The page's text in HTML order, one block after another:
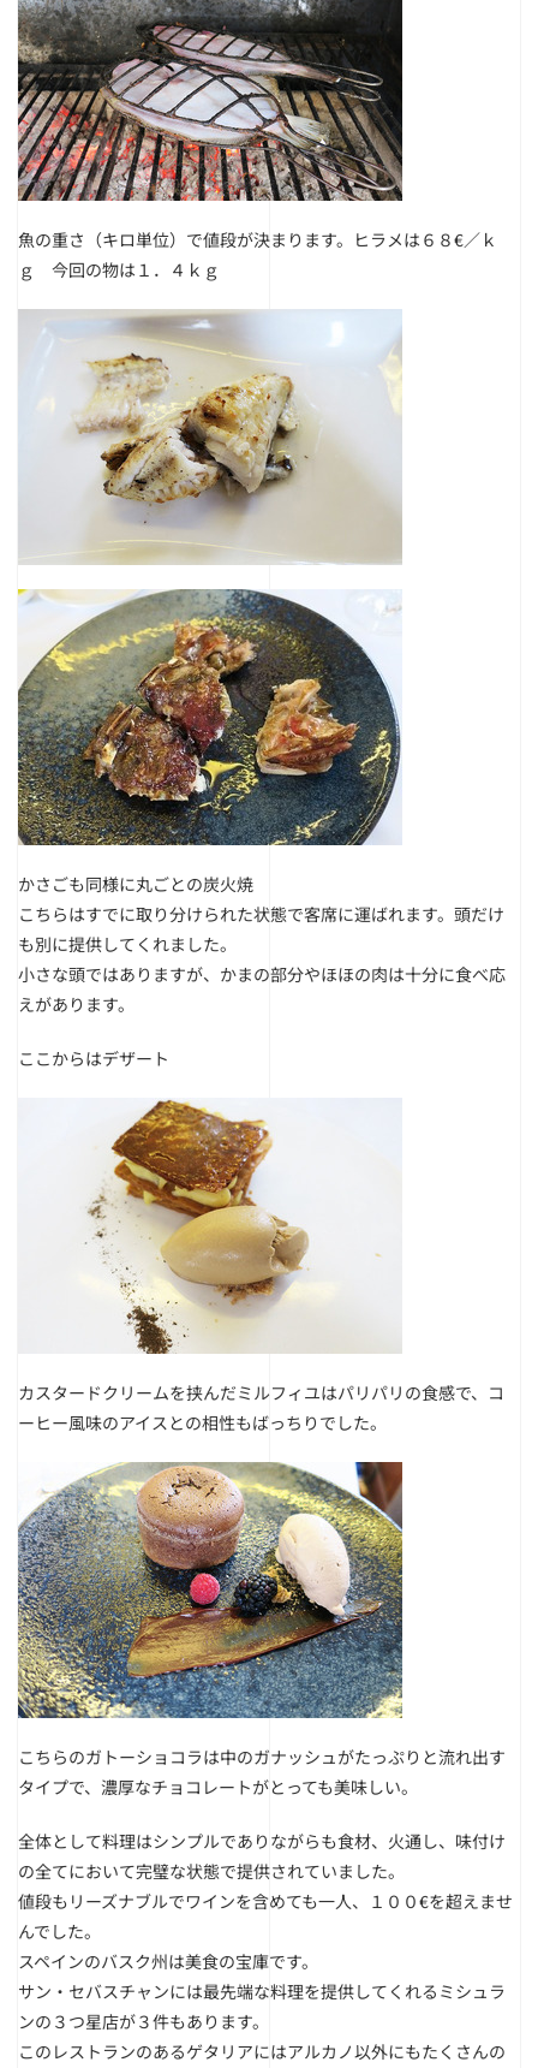
魚の重さ（キロ単位）で値段が決まります。ヒラメは６８€／ｋ
ｇ 今回の物は１．４ｋｇ
かさごも同様に丸ごとの炭火焼
こちらはすでに取り分けられた状態で客席に運ばれます。頭だけ
も別に提供してくれました。
小さな頭ではありますが、かまの部分やほほの肉は十分に食べ応
えがあります。
ここからはデザート
カスタードクリームを挟んだミルフィユはパリパリの食感で、コ
ーヒー風味のアイスとの相性もばっちりでした。
こちらのガトーショコラは中のガナッシュがたっぷりと流れ出す
タイプで、濃厚なチョコレートがとっても美味しい。
全体として料理はシンプルでありながらも食材、火通し、味付け
の全てにおいて完璧な状態で提供されていました。
値段もリーズナブルでワインを含めても一人、１００€を超えませ
んでした。
スペインのバスク州は美食の宝庫です。
サン・セバスチャンには最先端な料理を提供してくれるミシュラ
ンの３つ星店が３件もあります。
このレストランのあるゲタリアにはアルカノ以外にもたくさんの